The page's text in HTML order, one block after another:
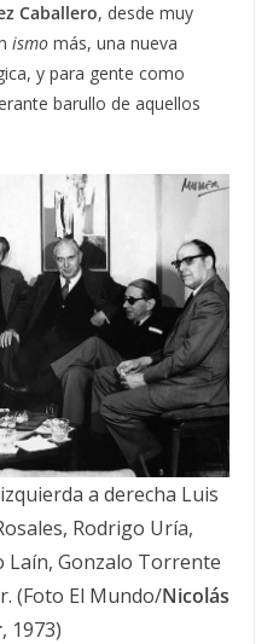
Caballero, desde muy
ismo más, una nueva
y para gente como
barullo de aquellos
a derecha Luis
Rodrigo Uría,
Laín, Gonzalo Torrente
(Foto El Mundo/Nicolás
, 1973)